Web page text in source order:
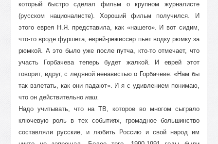
который быстро сделал фильм о крупном журналисте
(русском националисте). Хороший фильм получился. И
этого еврея Н.Я. представила, как «нашего». И вот сидим,
что-то вроде фуршета, еврей-режиссер пьет водку рюмку за
рюмкой. А это было уже после путча, кто-то отмечает, что
участь Горбачева теперь будет жалкой. И еврей этот
говорит, вдруг, с ледяной ненавистью о Горбачеве: «Нам бы
так взлетать, как они падают». И я с удивлением понимаю,
что он действительнонаш.
Надо учитывать, что на ТВ, которое во многом сыграло
ключевую роль в тех событиях, громадное большинство
составляли русские, и любить Россию и свой народ им